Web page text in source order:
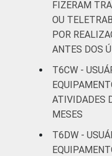
Fonte: CGI.br/
Estudos para
Sociedade da
Pesquisa on-
Brasil - Painel
FIZERAM
OU
POR
ANTES DOS
T6CW -
ATIVIDADES
MESES
T6DW -